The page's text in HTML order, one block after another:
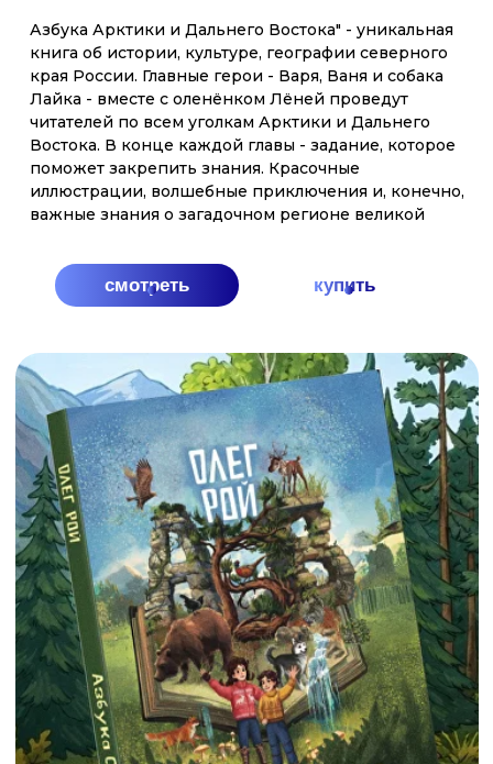
смотреть купить
Вместе со своими друзьями - необыкновенной
собакой Лайкой, которая умеет не только говорить,
но и пользоваться интернетом и сказочным
северным оленем, Лёней вы отправитесь в
путешествие на настоящем ледоколе. Эта поездка
по холодным морям подарила брату и сестре, не
только захватывающие приключения, но и новые
знания — о русском Севере, и героической
истории его покорения, о его невероятной
природе и столь же невероятных жителях и об
уникальных российских кораблях-ледоколах,
подобных которым нет нигде в мире. Вернувшись
домой, Ваня и Варя решили поделиться тем, что
узнали, со всеми ребятами нашей необъятной и
прекрасной
АРКТИКА